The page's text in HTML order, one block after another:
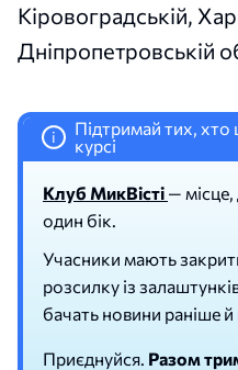
Кіровоградській,
Дніпропетровській
i
Підтримай тих, хто
курсі
Клуб МикВісті — місце,
один бік.
Учасники мають
розсилку із
бачать новини раніше й
Приєднуйся. Разом